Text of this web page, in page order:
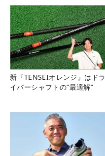
新『TENSEIオレンジ』はドラ
イバーシャフトの“最適解”